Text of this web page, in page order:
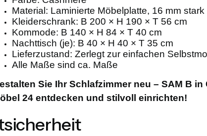
Material: Laminierte Möbelplatte, 16 mm stark
Kleiderschrank: B 200 × H 190 × T 56 cm
Kommode: B 140 × H 84 × T 40 cm
Nachttisch (je): B 40 × H 40 × T 35 cm
Lieferzustand: Zerlegt zur einfachen
Alle Maße sind ca. Maße
Sie Ihr Schlafzimmer neu – SAM B
24 entdecken und stilvoll einrichten!